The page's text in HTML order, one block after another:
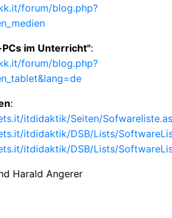
forum/blog.php?
im Unterricht":
forum/blog.php?
:
itdidaktik/Seiten/
itdidaktik/DSB/Lists/
itdidaktik/DSB/Lists/
Harald Angerer